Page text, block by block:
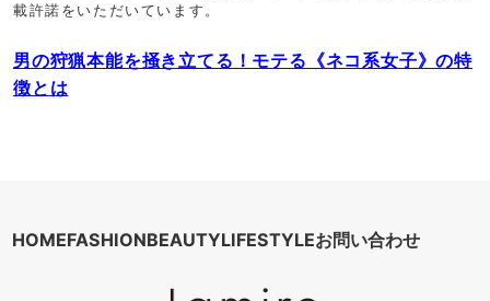
載許諾をいただいています。
男の狩猟本能を掻き立てる！モテる《ネコ系女子》の特
徴とは
HOMEFASHIONBEAUTYLIFESTYLEお問い合わせ